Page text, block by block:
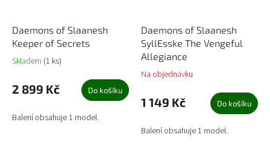
Daemons of Slaanesh
Keeper of Secrets
Skladem (1 ks)
2 899 Kč Do košíku
Balení obsahuje 1 model.
Daemons of Slaanesh
SyllEsske The Vengeful
Allegiance
Na objednávku
1 149 Kč Do košíku
Balení obsahuje 1 model.